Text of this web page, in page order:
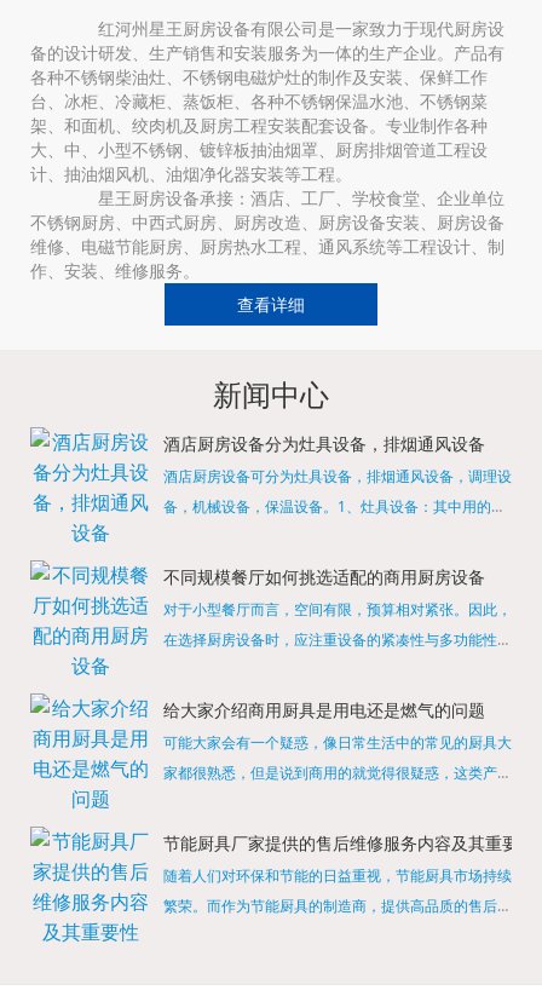
红河州星王厨房设备有限公司是一家致力于现代厨房设
备的设计研发、生产销售和安装服务为一体的生产企业。产品有
各种不锈钢柴油灶、不锈钢电磁炉灶的制作及安装、保鲜工作
台、冰柜、冷藏柜、蒸饭柜、各种不锈钢保温水池、不锈钢菜
架、和面机、绞肉机及厨房工程安装配套设备。专业制作各种
大、中、小型不锈钢、镀锌板抽油烟罩、厨房排烟管道工程设
计、抽油烟风机、油烟净化器安装等工程。
星王厨房设备承接：酒店、工厂、学校食堂、企业单位
不锈钢厨房、中西式厨房、厨房改造、厨房设备安装、厨房设备
维修、电磁节能厨房、厨房热水工程、通风系统等工程设计、制
作、安装、维修服务。
查看详细
新闻中心
酒店厨房设备分为灶具设备，排烟通风设备
酒店厨房设备可分为灶具设备，排烟通风设备，调理设
备，机械设备，保温设备。1、灶具设备：其中用的较
缺少的，经过相关检测证明的合格设备才能进行使用，
不同规模餐厅如何挑选适配的商用厨房设备
对于小型餐厅而言，空间有限，预算相对紧张。因此，
在选择厨房设备时，应注重设备的紧凑性与多功能性。
烹饪设备，既能节省空间，又能满足多样化的烹饪需
给大家介绍商用厨具是用电还是燃气的问题
可能大家会有一个疑惑，像日常生活中的常见的厨具大
家都很熟悉，但是说到商用的就觉得很疑惑，这类产品
店用的就是商用的吗?还真别说，真被大家猜对了，这
节能厨具厂家提供的售后维修服务内容及其重要性
随着人们对环保和节能的日益重视，节能厨具市场持续
繁荣。而作为节能厨具的制造商，提供高品质的售后维